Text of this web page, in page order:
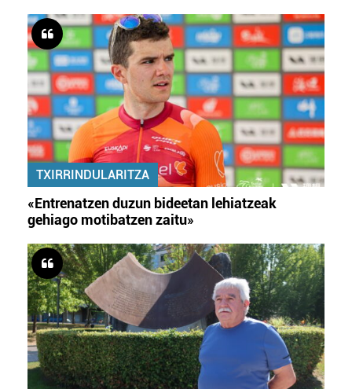
TXIRRINDULARITZA
«Entrenatzen duzun bideetan lehiatzeak
gehiago motibatzen zaitu»